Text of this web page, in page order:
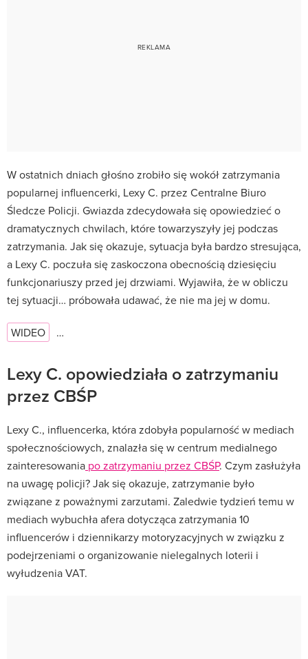
W ostatnich dniach głośno zrobiło się wokół zatrzymania
popularnej influencerki, Lexy C. przez Centralne Biuro
Śledcze Policji. Gwiazda zdecydowała się opowiedzieć o
dramatycznych chwilach, które towarzyszyły jej podczas
zatrzymania. Jak się okazuje, sytuacja była bardzo stresująca,
a Lexy C. poczuła się zaskoczona obecnością dziesięciu
funkcjonariuszy przed jej drzwiami. Wyjawiła, że w obliczu
tej sytuacji… próbowała udawać, że nie ma jej w domu.
WIDEO …
Lexy C. opowiedziała o zatrzymaniu
przez CBŚP
Lexy C., influencerka, która zdobyła popularność w mediach
społecznościowych, znalazła się w centrum medialnego
zainteresowania po zatrzymaniu przez CBŚP. Czym zasłużyła
na uwagę policji? Jak się okazuje, zatrzymanie było
związane z poważnymi zarzutami. Zaledwie tydzień temu w
mediach wybuchła afera dotycząca zatrzymania 10
influencerów i dziennikarzy motoryzacyjnych w związku z
podejrzeniami o organizowanie nielegalnych loterii i
wyłudzenia VAT.